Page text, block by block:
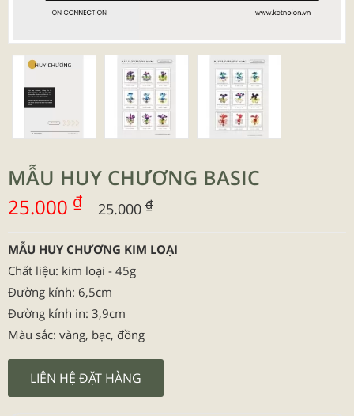
MẪU HUY CHƯƠNG BASIC
25.000 ₫ 25.000₫
MẪU HUY CHƯƠNG KIM LOẠI
Chất liệu: kim loại - 45g
Đường kính: 6,5cm
Đường kính in: 3,9cm
Màu sắc: vàng, bạc, đồng
LIÊN HỆ ĐẶT HÀNG